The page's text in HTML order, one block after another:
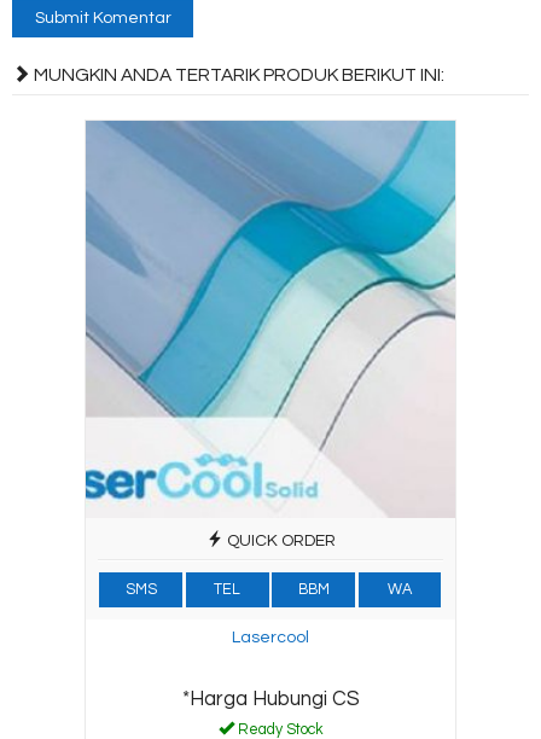
MUNGKIN ANDA TERTARIK PRODUK BERIKUT INI:
QUICK ORDER
SMS TEL BBM WA
Lasercool
*Harga Hubungi CS
Ready Stock